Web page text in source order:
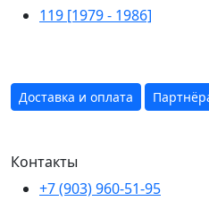
119 [1979 - 1986]
Доставка и оплата
Контакты
+7 (903) 960-51-95